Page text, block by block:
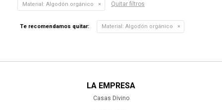
Material: Algodón orgánico Quitar filtros
Te recomendamos quitar: Material: Algodón orgánico
LA EMPRESA
Casas Divino